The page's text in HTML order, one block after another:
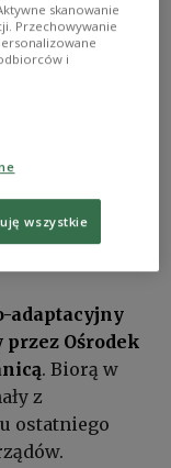
adaptacyjny
Ośrodek
. Biorą w
z
ostatniego
skanowanie
Przechowywanie
i
wszystkie